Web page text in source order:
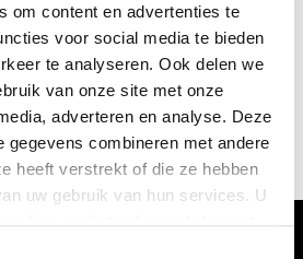
om content en advertenties te
voor social media te bieden
te analyseren. Ook delen we
van onze site met onze
adverteren en analyse. Deze
gegevens combineren met andere
heeft verstrekt of die ze hebben
uw gebruik van hun services. U
toegankelijk programma, viert
het begin van een jaar waarin het
stad Amsterdam wordt gevierd. Er
kinderactiviteiten en er is een